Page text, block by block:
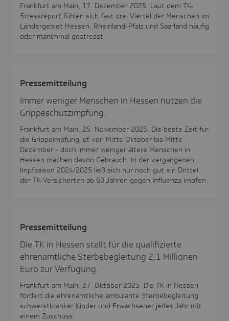
Frankfurt am Main, 17. Dezember 2025. Laut dem TK-
Stressreport fühlen sich fast drei Viertel der Menschen im
Ländergebiet Hessen, Rheinland-Pfalz und Saarland häufig
oder manchmal gestresst.
Pres­se­mit­tei­lung
Immer weniger Menschen in Hessen nutzen die
Grippeschutzimpfung.
Frankfurt am Main, 25. November 2025. Die beste Zeit für
die Grippeimpfung ist von Mitte Oktober bis Mitte
Dezember - doch immer weniger ältere Menschen in
Hessen machen davon Gebrauch. In der vergangenen
Impfsaison 2024/2025 ließ sich nur noch gut ein Drittel
der TK-Versicherten ab 60 Jahren gegen Influenza impfen.
Pres­se­mit­tei­lung
Die TK in Hessen stellt für die qualifizierte
ehrenamtliche Sterbebegleitung 2,1 Millionen
Euro zur Verfügung.
Frankfurt am Main, 27. Oktober 2025. Die TK in Hessen
fördert die ehrenamtliche ambulante Sterbebegleitung
schwerstkranker Kinder und Erwachsener jedes Jahr mit
einem Zuschuss.